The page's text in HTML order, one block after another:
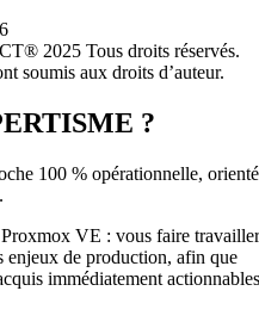
2025 Tous droits réservés.
soumis aux droits d’auteur.
?
100 % opérationnelle,
VE : vous faire travailler
enjeux de production, afin que
immédiatement actionnables